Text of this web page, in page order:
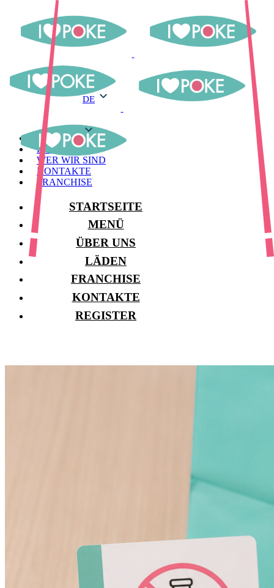
DE
MENÜ
LAGER
WER WIR SIND
KONTAKTE
FRANCHISE
STARTSEITE
MENÜ
ÜBER UNS
LÄDEN
FRANCHISE
KONTAKTE
REGISTER